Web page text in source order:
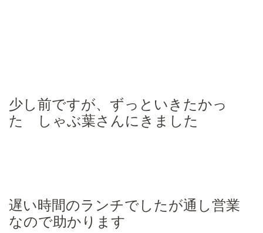
少し前ですが、ずっといきたかっ
た しゃぶ葉さんにきました
遅い時間のランチでしたが通し営業
なので助かります